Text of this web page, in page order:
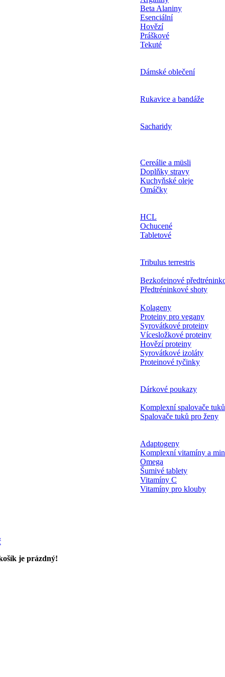
Beta Alaniny
Esenciální
Hovězí
Práškové
Tekuté
Dámské oblečení
Rukavice a bandáže
Sacharidy
Cereálie a müsli
Doplňky stravy
Kuchyňské oleje
Omáčky
HCL
Ochucené
Tabletové
Tribulus terrestris
Bezkofeinové
Předtréninkové shoty
Kolageny
Proteiny pro vegany
Syrovátkové proteiny
Vícesložkové proteiny
Hovězí proteiny
Syrovátkové izoláty
Proteinové tyčinky
Dárkové poukazy
Komplexní spalovače tuků
Spalovače tuků pro ženy
Adaptogeny
Komplexní vitamíny a
Omega
Šumivé tablety
Vitamíny C
Vitamíny pro klouby
je prázdný!